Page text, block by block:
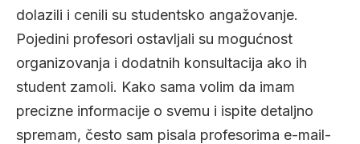
dolazili i cenili su studentsko angažovanje.
Pojedini profesori ostavljali su mogućnost
organizovanja i dodatnih konsultacija ako ih
student zamoli. Kako sama volim da imam
precizne informacije o svemu i ispite detaljno
spremam, često sam pisala profesorima e-mail-